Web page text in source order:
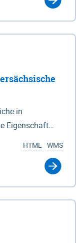
in
Eigenschaft
Für
die dem
WMS
HTML